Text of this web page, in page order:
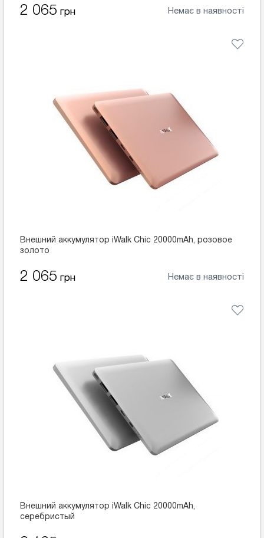
2 065 грн Немає в наявності
Внешний аккумулятор iWalk Chic 20000mAh, розовое
золото
2 065 грн Немає в наявності
Внешний аккумулятор iWalk Chic 20000mAh,
серебристый